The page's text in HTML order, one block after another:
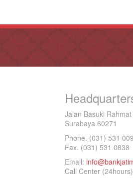
Jalan Basuki
Surabaya 60271
Phone. (031) 531
Fax. (031) 531 0838
Email:
Call Center